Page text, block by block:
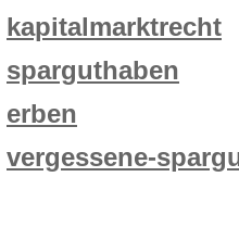
kapitalmarktrecht
sparguthaben
erben
vergessene-